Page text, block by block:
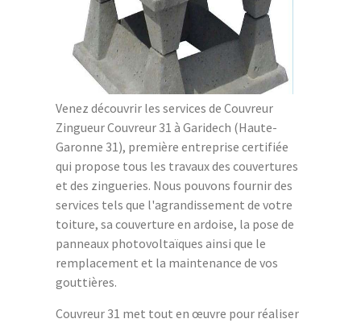
Venez découvrir les services de Couvreur
Zingueur Couvreur 31 à Garidech (Haute-
Garonne 31), première entreprise certifiée
qui propose tous les travaux des couvertures
et des zingueries. Nous pouvons fournir des
services tels que l'agrandissement de votre
toiture, sa couverture en ardoise, la pose de
panneaux photovoltaïques ainsi que le
remplacement et la maintenance de vos
gouttières.
Couvreur 31 met tout en œuvre pour réaliser